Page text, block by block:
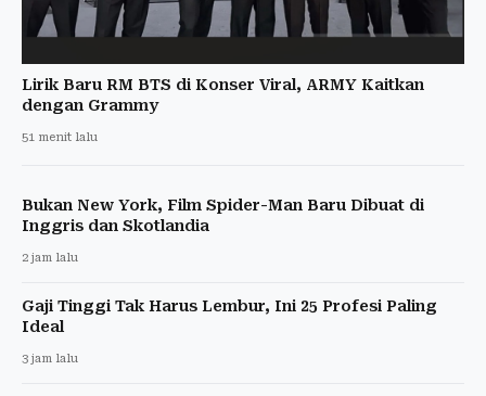
Lirik Baru RM BTS di Konser Viral, ARMY Kaitkan
dengan Grammy
51 menit lalu
Bukan New York, Film Spider-Man Baru Dibuat di
Inggris dan Skotlandia
2 jam lalu
Gaji Tinggi Tak Harus Lembur, Ini 25 Profesi Paling
Ideal
3 jam lalu